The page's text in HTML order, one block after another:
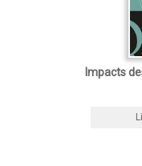
Impacts